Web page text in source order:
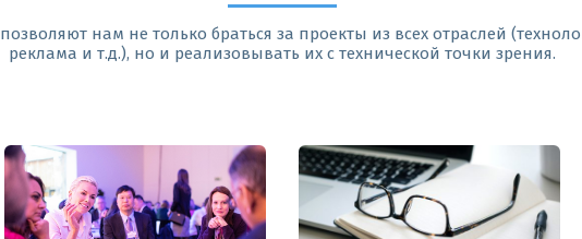
нам не только браться за проекты из всех отраслей
реклама и т.д.), но и реализовывать их с технической точки зрения.